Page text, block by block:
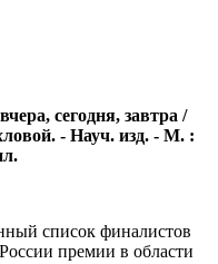
сегодня, завтра /
- Науч. изд. - М. :
список финалистов
премии в области